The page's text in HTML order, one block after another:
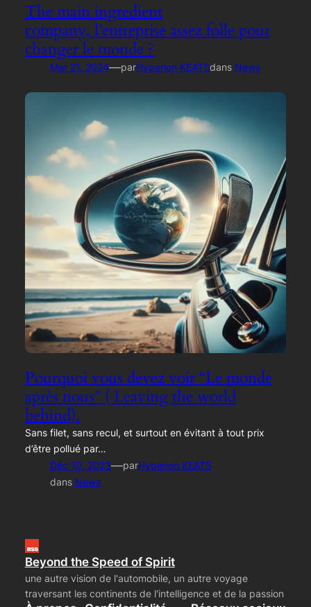
The main ingredient
company, l’entreprise assez folle pour
changer le monde ?
Mar 21, 2024—parHyperion KEATSdans News
Pourquoi vous devez voir “Le monde
après nous” ( Leaving the world
behind).
Sans filet, sans recul, et surtout en évitant à tout prix
d’être pollué par…
Déc 10, 2023—parHyperion KEATS
dans News
Beyond the Speed of Spirit
une autre vision de l'automobile, un autre voyage
traversant les continents de l'intelligence et de la passion